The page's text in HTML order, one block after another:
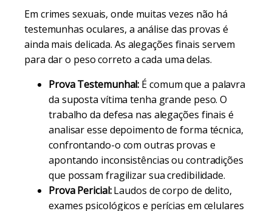
Em crimes sexuais, onde muitas vezes não há
testemunhas oculares, a análise das provas é
ainda mais delicada. As alegações finais servem
para dar o peso correto a cada uma delas.
Prova Testemunhal: É comum que a palavra
da suposta vítima tenha grande peso. O
trabalho da defesa nas alegações finais é
analisar esse depoimento de forma técnica,
confrontando-o com outras provas e
apontando inconsistências ou contradições
que possam fragilizar sua credibilidade.
Prova Pericial:Laudos de corpo de delito,
exames psicológicos e perícias em celulares